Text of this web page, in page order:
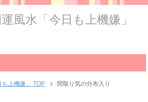
風水「今日も上機嫌」
上機嫌」 TOP 間取り気の分布入り